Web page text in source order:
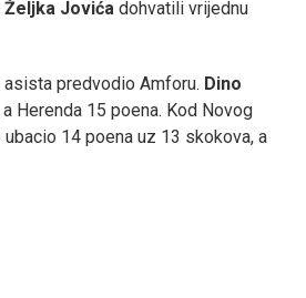
Željka Jovića dohvatili vrijednu
predvodio Amforu. Dino
Herenda 15 poena. Kod Novog
ubacio 14 poena uz 13 skokova, a